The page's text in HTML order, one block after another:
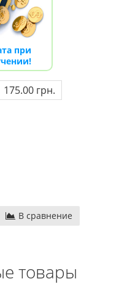
при
175.00 грн.
В сравнение
товары